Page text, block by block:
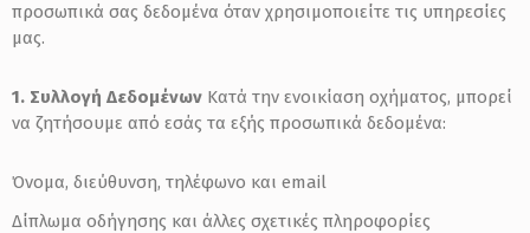
προσωπικά σας δεδομένα όταν χρησιμοποιείτε τις υπηρεσίες
μας.
1. Συλλογή Δεδομένων Κατά την ενοικίαση οχήματος, μπορεί
να ζητήσουμε από εσάς τα εξής προσωπικά δεδομένα:
Όνομα, διεύθυνση, τηλέφωνο και email
Δίπλωμα οδήγησης και άλλες σχετικές πληροφορίες